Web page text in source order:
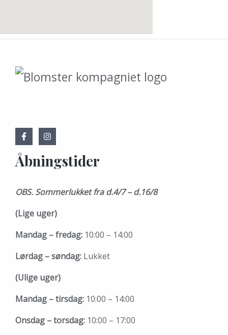
Åbningstider
OBS. Sommerlukket fra d.4/7 – d.16/8
(Lige uger)
Mandag – fredag: 10:00 – 14:00
Lørdag – søndag: Lukket
(Ulige uger)
Mandag – tirsdag: 10:00 – 14:00
Onsdag – torsdag: 10:00 – 17:00